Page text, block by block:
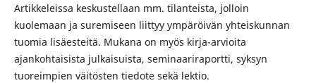
Artikkeleissa keskustellaan mm. tilanteista, jolloin
kuolemaan ja suremiseen liittyy ympäröivän yhteiskunnan
tuomia lisäesteitä. Mukana on myös kirja-arvioita
ajankohtaisista julkaisuista, seminaariraportti, syksyn
tuoreimpien väitösten tiedote sekä lektio.